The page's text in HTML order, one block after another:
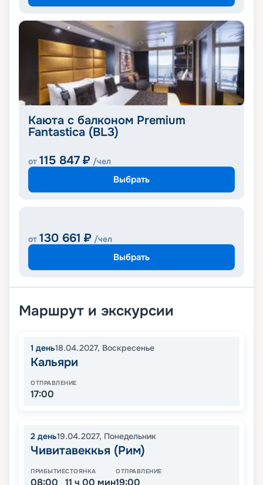
Каюта с балконом Premium
Fantastica (BL3)
от 115 847 ₽ /чел
Выбрать
от 130 661 ₽ /чел
Выбрать
Маршрут и экскурсии
1 день18.04.2027, Воскресенье
Кальяри
ОТПРАВЛЕНИЕ
17:00
2 день19.04.2027, Понедельник
Чивитавеккья (Рим)
ПРИБЫТИЕ
08:00
СТОЯНКА
11 ч 00 мин
ОТПРАВЛЕНИЕ
19:00